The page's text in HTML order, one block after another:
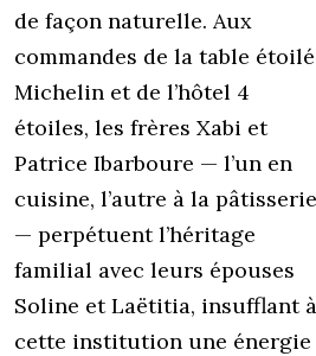
de façon naturelle. Aux
commandes de la table
Michelin et de l’hôtel 4
étoiles, les frères Xabi et
Patrice Ibarboure — l’un en
cuisine, l’autre à la
— perpétuent l’héritage
familial avec leurs épouses
Soline et Laëtitia, insufflant
cette institution une énergie